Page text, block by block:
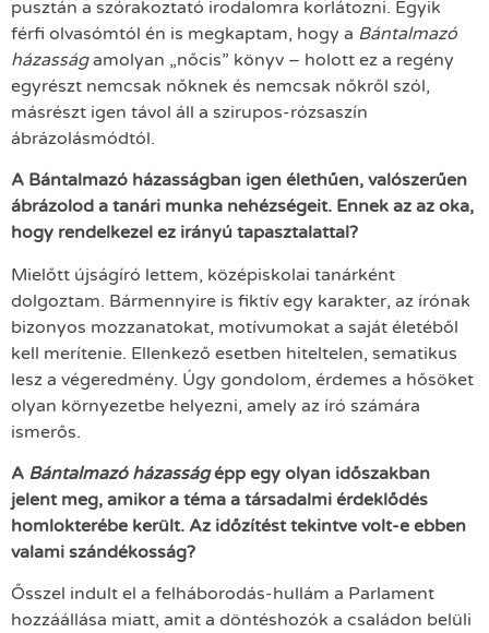
pusztán a szórakoztató irodalomra korlátozni. Egyik
férfi olvasómtól én is megkaptam, hogy a Bántalmazó
házasságamolyan „nőcis” könyv – holott ez a regény
egyrészt nemcsak nőknek és nemcsak nőkről szól,
másrészt igen távol áll a szirupos-rózsaszín
ábrázolásmódtól.
A Bántalmazó házasságban igen élethűen, valószerűen
ábrázolod a tanári munka nehézségeit. Ennek az az oka,
hogy rendelkezel ez irányú tapasztalattal?
Mielőtt újságíró lettem, középiskolai tanárként
dolgoztam. Bármennyire is fiktív egy karakter, az írónak
bizonyos mozzanatokat, motívumokat a saját életéből
kell merítenie. Ellenkező esetben hiteltelen, sematikus
lesz a végeredmény. Úgy gondolom, érdemes a hősöket
olyan környezetbe helyezni, amely az író számára
ismerős.
A Bántalmazó házasságépp egy olyan időszakban
jelent meg, amikor a téma a társadalmi érdeklődés
homlokterébe került. Az időzítést tekintve volt-e ebben
valami szándékosság?
Ősszel indult el a felháborodás-hullám a Parlament
hozzáállása miatt, amit a döntéshozók a családon belüli